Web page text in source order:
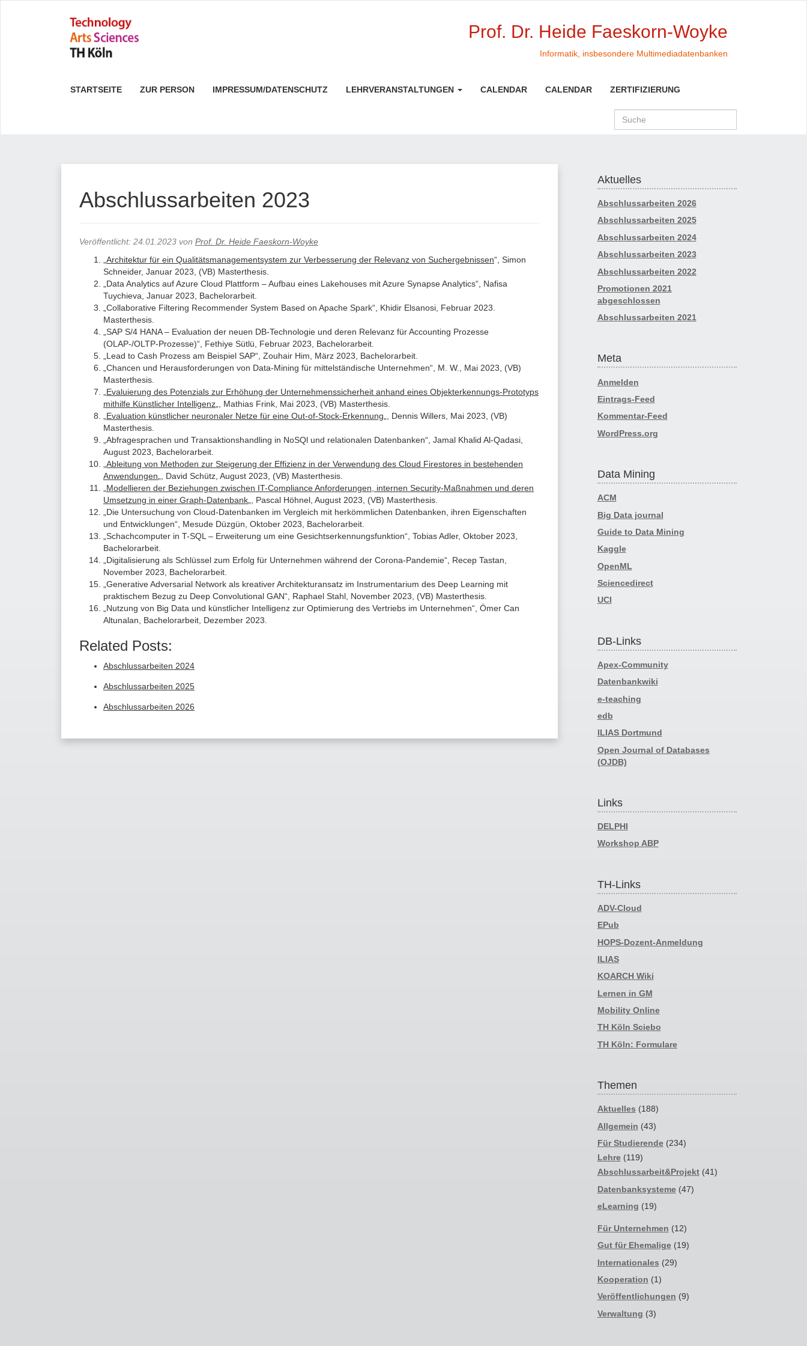
Prof. Dr. Heide Faeskorn-Woyke
Informatik, insbesondere Multimediadatenbanken
STARTSEITE ZUR PERSON IMPRESSUM/DATENSCHUTZ LEHRVERANSTALTUNGEN CALENDAR CALENDAR ZERTIFIZIERUNG
Abschlussarbeiten 2023
Veröffentlicht: 24.01.2023 von Prof. Dr. Heide Faeskorn-Woyke
Architektur für ein Qualitätsmanagementsystem zur Verbesserung der Relevanz von Suchergebnissen“, Simon
Schneider, Januar 2023, (VB) Masterthesis.
„Data Analytics auf Azure Cloud Plattform – Aufbau eines Lakehouses mit Azure Synapse Analytics“, Nafisa
Tuychieva, Januar 2023, Bachelorarbeit.
„Collaborative Filtering Recommender System Based on Apache Spark“, Khidir Elsanosi, Februar 2023.
Masterthesis.
„SAP S/4 HANA – Evaluation der neuen DB-Technologie und deren Relevanz für Accounting Prozesse
(OLAP-/OLTP-Prozesse)“, Fethiye Sütlü, Februar 2023, Bachelorarbeit.
„Lead to Cash Prozess am Beispiel SAP“, Zouhair Him, März 2023, Bachelorarbeit.
„Chancen und Herausforderungen von Data-Mining für mittelständische Unternehmen“, M. W., Mai 2023, (VB)
Masterthesis.
Evaluierung des Potenzials zur Erhöhung der Unternehmenssicherheit anhand eines Objekterkennungs-Prototyps
mithilfe Künstlicher Intelligenz „, Mathias Frink, Mai 2023, (VB) Masterthesis.
Evaluation künstlicher neuronaler Netze für eine Out-of-Stock-Erkennung „, Dennis Willers, Mai 2023, (VB)
Masterthesis.
„Abfragesprachen und Transaktionshandling in NoSQl und relationalen Datenbanken“, Jamal Khalid Al-Qadasi,
August 2023, Bachelorarbeit.
Ableitung von Methoden zur Steigerung der Effizienz in der Verwendung des Cloud Firestores in bestehenden
Anwendungen „, David Schütz, August 2023, (VB) Masterthesis.
Modellieren der Beziehungen zwischen IT-Compliance Anforderungen, internen Security-Maßnahmen und deren
Umsetzung in einer Graph-Datenbank „, Pascal Höhnel, August 2023, (VB) Masterthesis.
„Die Untersuchung von Cloud-Datenbanken im Vergleich mit herkömmlichen Datenbanken, ihren Eigenschaften
und Entwicklungen“, Mesude Düzgün, Oktober 2023, Bachelorarbeit.
„Schachcomputer in T-SQL – Erweiterung um eine Gesichtserkennungsfunktion“, Tobias Adler, Oktober 2023,
Bachelorarbeit.
„Digitalisierung als Schlüssel zum Erfolg für Unternehmen während der Corona-Pandemie“, Recep Tastan,
November 2023, Bachelorarbeit.
„Generative Adversarial Network als kreativer Architekturansatz im Instrumentarium des Deep Learning mit
praktischem Bezug zu Deep Convolutional GAN“, Raphael Stahl, November 2023, (VB) Masterthesis.
„Nutzung von Big Data und künstlicher Intelligenz zur Optimierung des Vertriebs im Unternehmen“, Ömer Can
Altunalan, Bachelorarbeit, Dezember 2023.
Related Posts:
Abschlussarbeiten 2024
Abschlussarbeiten 2025
Abschlussarbeiten 2026
Aktuelles
Abschlussarbeiten 2026
Abschlussarbeiten 2025
Abschlussarbeiten 2024
Abschlussarbeiten 2023
Abschlussarbeiten 2022
Promotionen 2021
abgeschlossen
Abschlussarbeiten 2021
Meta
Anmelden
Eintrags-Feed
Kommentar-Feed
WordPress.org
Data Mining
ACM
Big Data journal
Guide to Data Mining
Kaggle
OpenML
Sciencedirect
UCI
DB-Links
Apex-Community
Datenbankwiki
e-teaching
edb
ILIAS Dortmund
Open Journal of Databases
(OJDB)
Links
DELPHI
Workshop ABP
TH-Links
ADV-Cloud
EPub
HOPS-Dozent-Anmeldung
ILIAS
KOARCH Wiki
Lernen in GM
Mobility Online
TH Köln Sciebo
TH Köln: Formulare
Themen
Aktuelles (188)
Allgemein (43)
Für Studierende(234)
Lehre(119)
Abschlussarbeit&Projekt(41)
Datenbanksysteme(47)
eLearning (19)
Für Unternehmen (12)
Gut für Ehemalige(19)
Internationales (29)
Kooperation (1)
Veröffentlichungen (9)
Verwaltung (3)